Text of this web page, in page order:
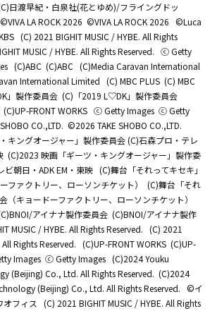
日渡早紀・白泉社(花とゆめ)/フライングドッ
©️VIVA LA ROCK 2026 ©️VIVA LA ROCK 2026 ©Luca
(C) 2021 BIGHIT MUSIC / HYBE. All Rights
MUSIC / HYBE. All Rights Reserved. ⓒ Getty
(C)ABC (C)ABC (C)Media Caravan International
International Limited (C) MBC PLUS (C) MBC
」製作委員会 (C)「2019 L♡DK」製作委員会
(C)UP-FRONT WORKS ⓒ Getty Images ⓒ Getty
CO.,LTD. ©2026 TAKE SHOBO CO.,LTD.
キングオージャー」製作委員会 (C)石森プロ・テレ
(C)2023 映画「ギーツ・キングオージャー」製作委
ビ朝日・ADK EM・東映 (C)舞台「それってキセキ」
ファクトリー、ローソンチケット）
(C)舞台「それ
（キョードーファクトリー、ローソンチケット）
アイナナ製作委員会 (C)BNOI/アイナナ製作
MUSIC / HYBE. All Rights Reserved. (C) 2021
Rights Reserved. (C)UP-FRONT WORKS (C)UP-
Images ⓒ Getty Images (C)2024 Youku
(Beijing) Co., Ltd. All Rights Reserved. (C)2024
(Beijing) Co., Ltd. All Rights Reserved. ©イ
フィス (C) 2021 BIGHIT MUSIC / HYBE. All Rights